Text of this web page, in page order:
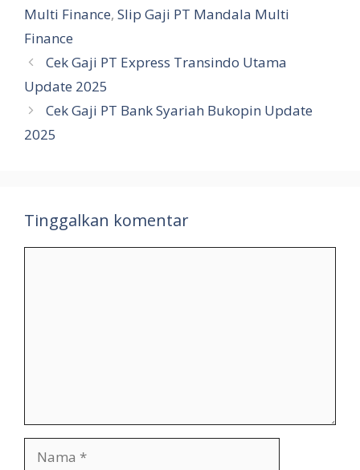
Multi Finance, Slip Gaji PT Mandala Multi
Finance
Cek Gaji PT Express Transindo Utama
Update 2025
Cek Gaji PT Bank Syariah Bukopin Update
2025
Tinggalkan komentar